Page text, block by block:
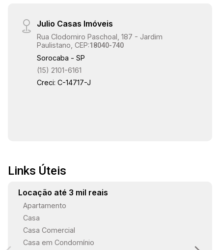
Julio Casas Imóveis
Rua Clodomiro Paschoal, 187 - Jardim
Paulistano, CEP:18040-740
Sorocaba - SP
(15) 2101-6161
Creci: C-14717-J
Links Úteis
Locação até 3 mil reais
Apartamento
Casa
Casa Comercial
Casa em Condomínio